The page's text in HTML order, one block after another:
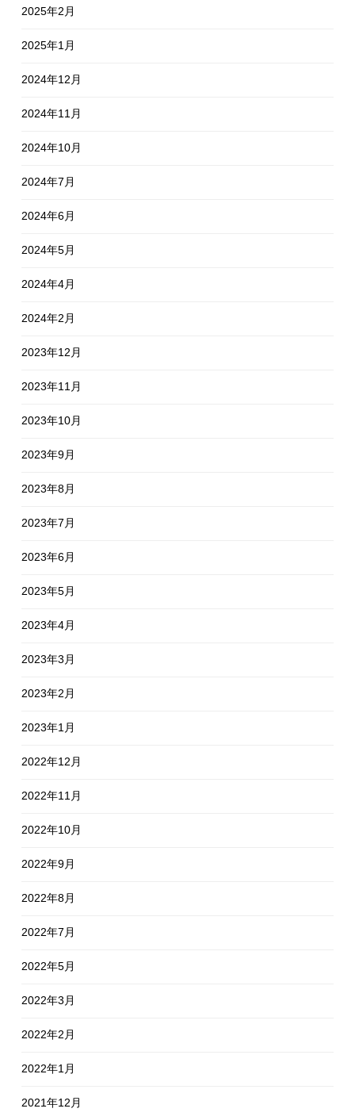
2025年2月
2025年1月
2024年12月
2024年11月
2024年10月
2024年7月
2024年6月
2024年5月
2024年4月
2024年2月
2023年12月
2023年11月
2023年10月
2023年9月
2023年8月
2023年7月
2023年6月
2023年5月
2023年4月
2023年3月
2023年2月
2023年1月
2022年12月
2022年11月
2022年10月
2022年9月
2022年8月
2022年7月
2022年5月
2022年3月
2022年2月
2022年1月
2021年12月